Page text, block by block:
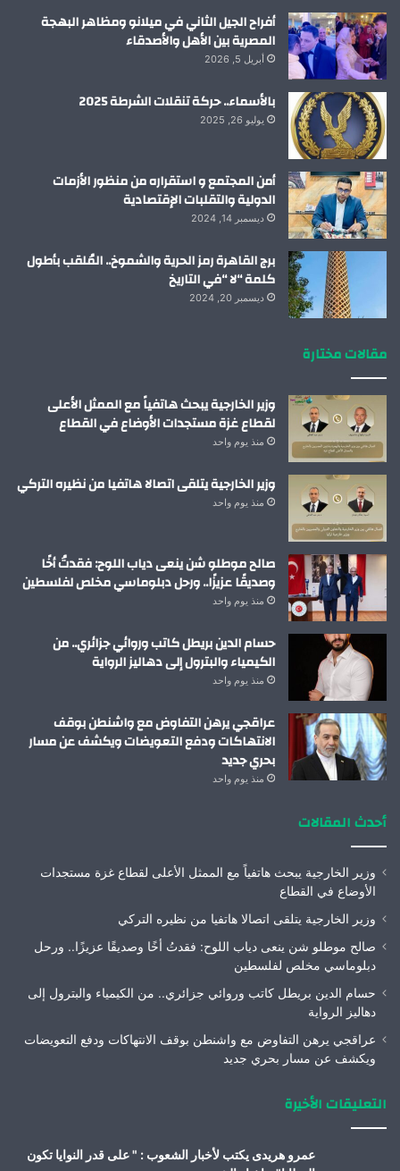
أفراح الجيل الثاني في ميلانو ومظاهر البهجة
المصرية بين الأهل والأصدقاء
أبريل 5, 2026
بالأسماء.. حركة تنقلات الشرطة 2025
يوليو 26, 2025
أمن المجتمع و استقراره من منظور الأزمات
الدولية والتقلبات الإقتصادية
ديسمبر 14, 2024
برج القاهرة رمز الحرية والشموخ.. المُلقب بأطول
كلمة “لا “في التاريخ
ديسمبر 20, 2024
مقالات مختارة
وزير الخارجية يبحث هاتفياً مع الممثل الأعلى
لقطاع غزة مستجدات الأوضاع في القطاع
منذ يوم واحد
وزير الخارجية يتلقى اتصالا هاتفيا من نظيره التركي
منذ يوم واحد
صالح موطلو شن ينعى دياب اللوح: فقدتُ أخًا
وصديقًا عزيزًا.. ورحل دبلوماسي مخلص لفلسطين
منذ يوم واحد
حسام الدين بريطل كاتب وروائي جزائري.. من
الكيمياء والبترول إلى دهاليز الرواية
منذ يوم واحد
عراقجي يرهن التفاوض مع واشنطن بوقف
الانتهاكات ودفع التعويضات ويكشف عن مسار
بحري جديد
منذ يوم واحد
أحدث المقالات
وزير الخارجية يبحث هاتفياً مع الممثل الأعلى لقطاع غزة مستجدات
الأوضاع في القطاع
وزير الخارجية يتلقى اتصالا هاتفيا من نظيره التركي
صالح موطلو شن ينعى دياب اللوح: فقدتُ أخًا وصديقًا عزيزًا.. ورحل
دبلوماسي مخلص لفلسطين
حسام الدين بريطل كاتب وروائي جزائري.. من الكيمياء والبترول إلى
دهاليز الرواية
عراقجي يرهن التفاوض مع واشنطن بوقف الانتهاكات ودفع التعويضات
ويكشف عن مسار بحري جديد
التعليقات الأخيرة
عمرو هريدى يكتب لأخبار الشعوب : " على قدر النوايا تكون